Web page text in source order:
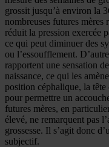
grossit jusqu’à environ la
nombreuses futures mères
réduit la pression exercée
ce qui peut diminuer des
ou l’essoufflement.
rapportent une sensation
naissance, ce qui les
position céphalique, la tête
pour permettre un
futures mères, en
élevé, ne remarquent pas
grossesse. Il s’agit donc
subjectif.